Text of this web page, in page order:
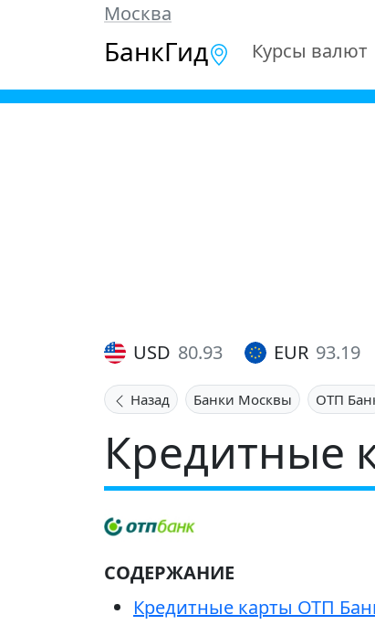
Москва
БанкГид Курсы валют
USD 80.93 EUR 93.19
Назад Банки Москвы ОТП
Кредитные
СОДЕРЖАНИЕ
Кредитные карты ОТП